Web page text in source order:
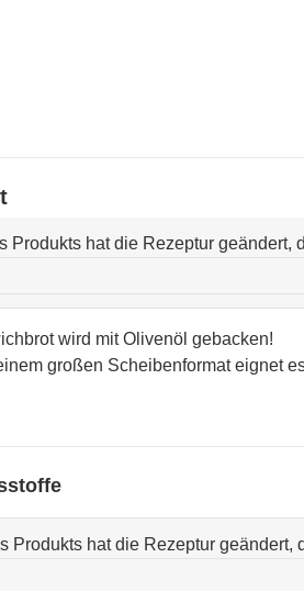
Produkts hat die Rezeptur
wird mit Olivenöl gebacken!
großen Scheibenformat eignet
Produkts hat die Rezeptur